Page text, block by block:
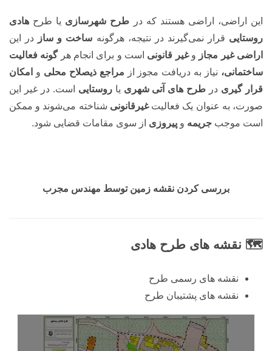
این اراضی، اراضی هستند که در طرح شهرسازی یا طرح هادی
روستایی قرار نمی‌گیرند در نتیجه، هرگونه ساخت و ساز
در این
اراضی غیر مجاز وغیر قانونی است و برای انجام هرگونه فعالیت
ساختمانی، نیاز به دریافت مجوز از مراجع ذیصلاح محلی و
امکان
قرار گیری در طرح های آتی شهری یاروستایی است. در غیر این
صورت، به عنوان یک فعالیتغیرقانونی شناخته می‌شوند و ممکن
است موجب جریمه و پیروزی از سوی مقامات قضایی شود.
بررسی کردن نقشه زمین توسط مهندس مجرب
🗺 نقشه های طرح هادی
نقشه های رسمی طرح
نقشه های پشتیبان طرح